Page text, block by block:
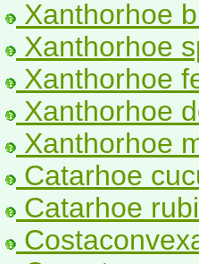
Xanthorhoe
Xanthorhoe
Xanthorhoe
Xanthorhoe
Xanthorhoe
Catarhoe
Catarhoe